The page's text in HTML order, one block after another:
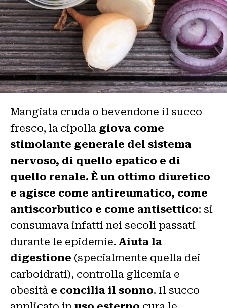
Mangiata cruda o bevendone il succo
fresco, la cipolla giova come
stimolante generale del sistema
nervoso, di quello epatico e di
quello renale. È un ottimo diuretico
e agisce come antireumatico, come
antiscorbutico e come antisettico: si
consumava infatti nei secoli passati
durante le epidemie. Aiuta la
digestione (specialmente quella dei
carboidrati), controlla glicemia e
obesità e concilia il sonno. Il succo